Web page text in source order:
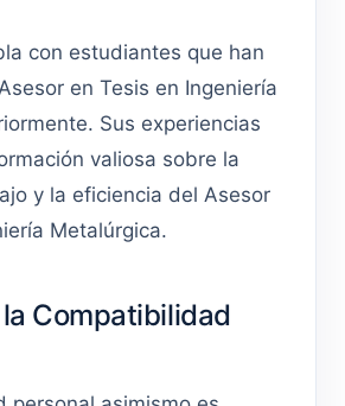
con estudiantes que han
en Tesis en Ingeniería
Sus experiencias
valiosa sobre la
y la eficiencia del Asesor
Metalúrgica.
Compatibilidad